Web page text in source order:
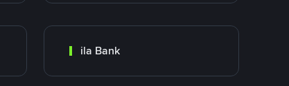
ila Bank